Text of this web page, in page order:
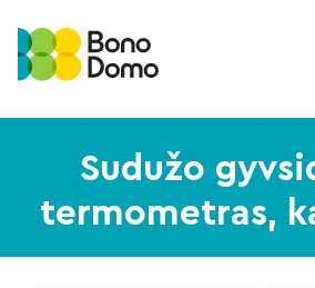
Sudužo
termometras,